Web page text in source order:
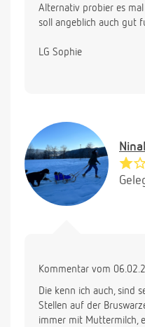
Alternativ probier es
soll angeblich auch gut
LG Sophie
Kommentar vom
Die kenn ich auch, sind
Stellen auf der
immer mit Muttermilch,